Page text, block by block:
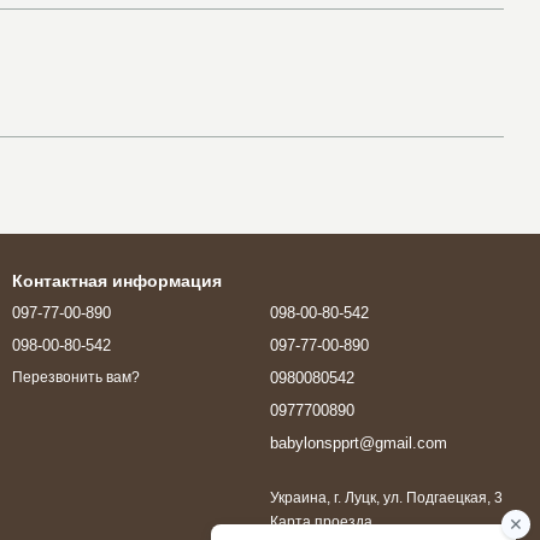
Контактная информация
097-77-00-890
098-00-80-542
Перезвонить вам?
098-00-80-542
097-77-00-890
0980080542
0977700890
babylonspprt@gmail.com
Украина, г. Луцк, ул. Подгаецкая, 3
Карта проезда